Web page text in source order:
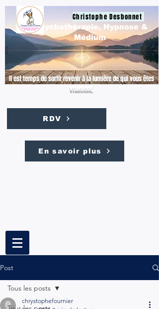
Christophe Desbonnet
Il est temps de sortir revenir à la lumière de qui vous êtes
vraiment.
Psychothérapie, Hypnose &
Médium
RDV
En savoir plus
Post
Tous les posts
chrystophefournier